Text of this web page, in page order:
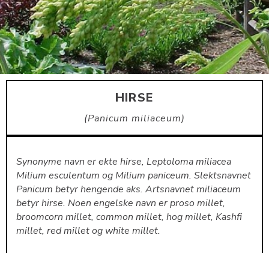
ARTIKLER
OM PLANTEPORTALEN
KONTAKT
HIRSE
Panicum miliaceum
Synonyme navn er ekte hirse, Leptoloma miliacea
Milium esculentum og Milium paniceum. Slektsnavnet
Panicum betyr hengende aks. Artsnavnet miliaceum
betyr hirse. Noen engelske navn er proso millet,
broomcorn millet, common millet, hog millet, Kashfi
millet, red millet og white millet.